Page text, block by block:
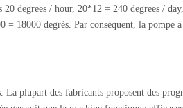
degrees / hour, 20*12 = 240 degrees /
18000 degrés. Par conséquent, la pompe
plupart des fabricants proposent des